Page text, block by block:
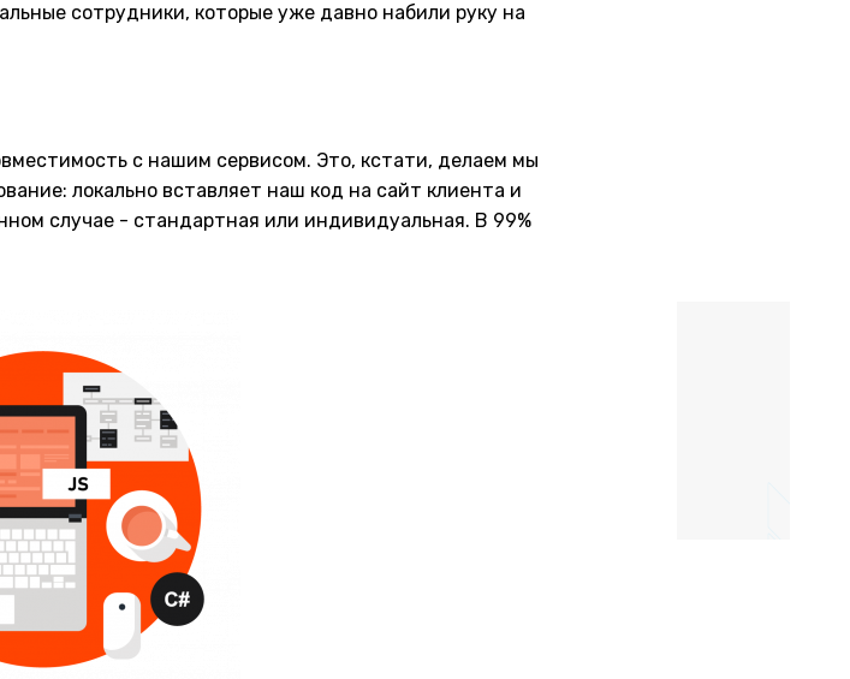
сотрудники, которые уже давно набили руку на
с нашим сервисом. Это, кстати, делаем мы
локально вставляет наш код на сайт клиента и
случае - стандартная или индивидуальная. В 99%